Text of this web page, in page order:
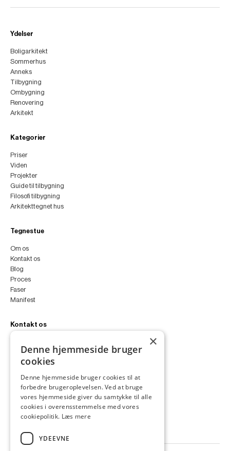
Ydelser
Boligarkitekt
Sommerhus
Anneks
Tilbygning
Ombygning
Renovering
Arkitekt
Kategorier
Priser
Viden
Projekter
Guide til tilbygning
Filosofi tilbygning
Arkitekttegnet hus
Tegnestue
Om os
Kontakt os
Blog
Proces
Faser
Manifest
Kontakt os
+45 4252 0011
VA11a
2300 København S
Instagram
LinkedIn
×
Denne hjemmeside bruger
cookies
Denne hjemmeside bruger cookies til at
forbedre brugeroplevelsen. Ved at bruge
vores hjemmeside giver du samtykke til alle
cookies i overensstemmelse med vores
cookiepolitik. Læs mere
YDEEVNE